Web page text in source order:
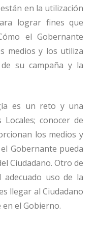
en la utilización
lograr fines que
el Gobernante
medios y los utiliza
su campaña y la
es un reto y una
conocer de
los medios y
Gobernante pueda
Ciudadano. Otro de
uso de la
llegar al Ciudadano
el Gobierno.